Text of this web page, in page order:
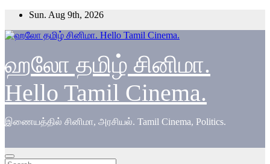
Skip
content
Sun. Aug 9th, 2026
ஹலோ தமிழ் சினிமா.
Hello Tamil Cinema.
இணையத்தில் சினிமா, அரசியல். Tamil Cinema, Politics.